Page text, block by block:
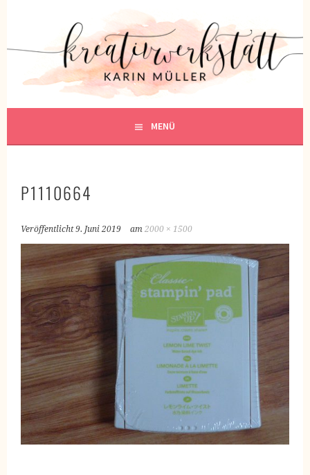
KREATIVWERKSTATT
KREATIV SEIN
MENÜ
P1110664
Veröffentlicht9. Juni 2019 am2000 × 1500